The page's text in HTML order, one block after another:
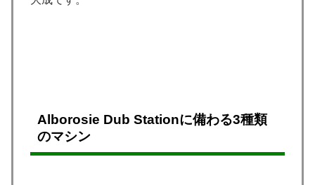
Alborosie Dub Stationに備わる3種類
のマシン